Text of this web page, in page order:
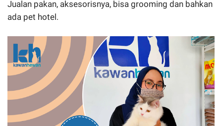
Jualan pakan, aksesorisnya, bisa grooming dan bahkan
ada pet hotel.